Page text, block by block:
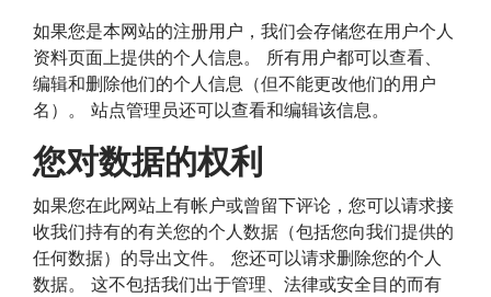
如果您是本网站的注册用户，我们会存储您在用户个人
资料页面上提供的个人信息。 所有用户都可以查看、
编辑和删除他们的个人信息（但不能更改他们的用户
名）。 站点管理员还可以查看和编辑该信息。
您对数据的权利
如果您在此网站上有帐户或曾留下评论，您可以请求接
收我们持有的有关您的个人数据（包括您向我们提供的
任何数据）的导出文件。 您还可以请求删除您的个人
数据。 这不包括我们出于管理、法律或安全目的而有